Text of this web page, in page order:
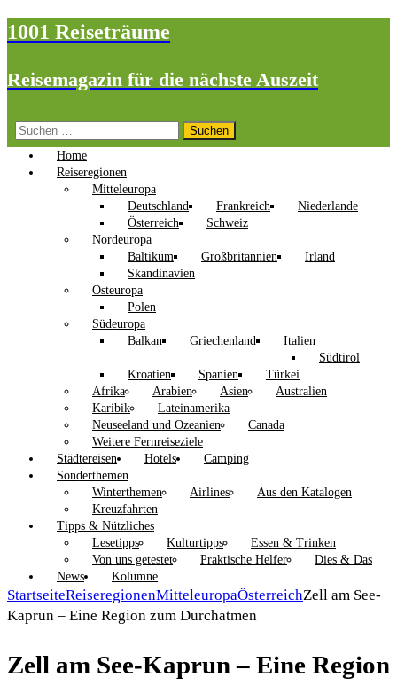
1001 Reiseträume
Reisemagazin für die nächste Auszeit
Suchen
nach:
Home
Reiseregionen
Mitteleuropa
Deutschland
Frankreich
Niederlande
Österreich
Schweiz
Nordeuropa
Baltikum
Großbritannien
Irland
Skandinavien
Osteuropa
Polen
Südeuropa
Balkan
Griechenland
Italien
Südtirol
Kroatien
Spanien
Türkei
Afrika
Arabien Asien
Australien
Karibik
Lateinamerika
Neuseeland und Ozeanien
Canada
Weitere Fernreiseziele
Städtereisen
Hotels
Camping
Sonderthemen
Winterthemen
Airlines
Aus den Katalogen
Kreuzfahrten
Tipps & Nützliches
Lesetipps
Kulturtipps
Essen & Trinken
Von uns getestet
Praktische Helfer
Dies & Das
News
Kolumne
StartseiteReiseregionenMitteleuropaÖsterreichZell am See-
Kaprun – Eine Region zum Durchatmen
Zell am See-Kaprun – Eine Region